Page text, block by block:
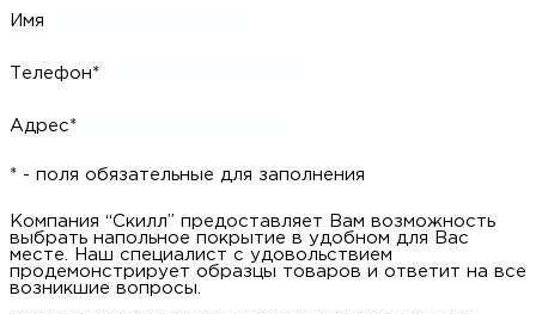
Телефон*
Адрес*
* - поля обязательные для заполнения
Компания “Скилл” предоставляет Вам возможность выбрать
напольное покрытие в удобном для Вас месте. Наш
специалист с удовольствием продемонстрирует образцы
товаров и ответит на все возникшие вопросы.
Для того, чтобы пригласить консультанта просто позвоните